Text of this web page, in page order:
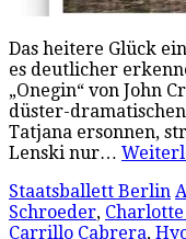
Das heitere Glück
es deutlicher
„Onegin“ von John
düster-
Tatjana ersonnen,
Lenski nur…
Staatsballett Berlin
Schroeder,
Carrillo Cabrera,